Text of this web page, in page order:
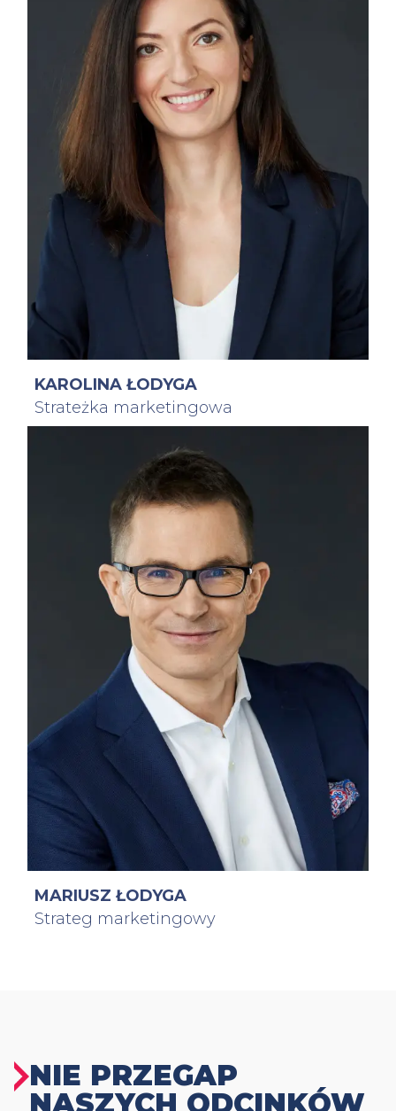
KAROLINA ŁODYGA
Strateżka marketingowa
MARIUSZ ŁODYGA
Strateg marketingowy
NIE PRZEGAP
NASZYCH ODCINKÓW